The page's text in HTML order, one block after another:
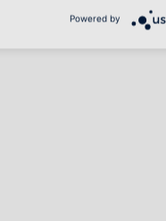
Powered by